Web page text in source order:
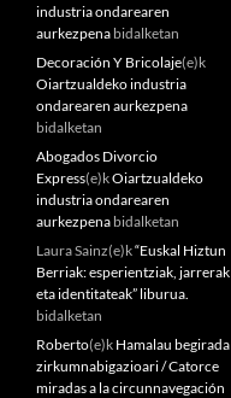
industria ondarearen
aurkezpena bidalketan
Decoración Y Bricolaje(e)k
Oiartzualdeko industria
ondarearen aurkezpena
bidalketan
Abogados Divorcio
Express(e)kOiartzualdeko
industria ondarearen
aurkezpena bidalketan
Laura Sainz(e)k“Euskal Hiztun
Berriak: esperientziak, jarrerak
eta identitateak” liburua.
bidalketan
Roberto(e)k Hamalau begirada
zirkumnabigazioari / Catorce
miradas a la circunnavegación